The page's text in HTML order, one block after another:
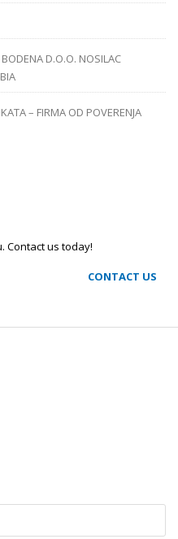
BODENA D.O.O. NOSILAC
– FIRMA OD POVERENJA
Contact us today!
CONTACT US